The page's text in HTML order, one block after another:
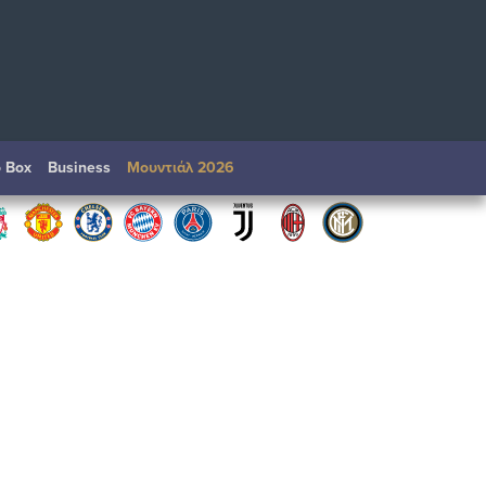
Box Βusiness Μουντιάλ 2026